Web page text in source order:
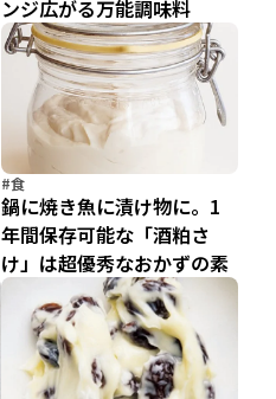
ンジ広がる万能調味料
#食
鍋に焼き魚に漬け物に。1
年間保存可能な「酒粕さ
け」は超優秀なおかずの素